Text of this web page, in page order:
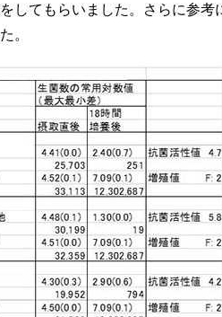
してもらいました。さらに参
。